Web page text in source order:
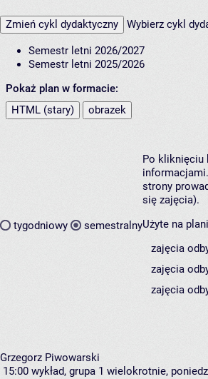
Zmień cykl dydaktyczny Wybierz cykl
Semestr letni 2026/2027
Semestr letni 2025/2026
Pokaż plan w formacie:
HTML (stary)
obrazek
tygodniowy semestralny
Po kliknięciu
strony
się zajęcia).
Użyte na
zajęcia
zajęcia
zajęcia
Grzegorz Piwowarski
15:00 wykład, grupa 1 wielokrotnie,